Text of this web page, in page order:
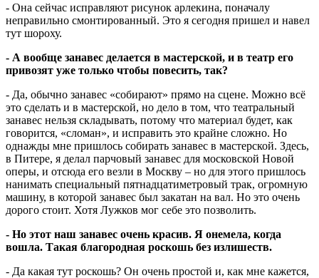
- Она сейчас исправляют рисунок арлекина, поначалу
неправильно смонтированный. Это я сегодня пришел и навел
тут шороху.
- А вообще занавес делается в мастерской, и в театр его
привозят уже только чтобы повесить, так?
- Да, обычно занавес «собирают» прямо на сцене. Можно всё
это сделать и в мастерской, но дело в том, что театральный
занавес нельзя складывать, потому что материал будет, как
говорится, «сломан», и исправить это крайне сложно. Но
однажды мне пришлось собирать занавес в мастерской. Здесь,
в Питере, я делал парчовый занавес для московской Новой
оперы, и отсюда его везли в Москву – но для этого пришлось
нанимать специальный пятнадцатиметровый трак, огромную
машину, в которой занавес был закатан на вал. Но это очень
дорого стоит. Хотя Лужков мог себе это позволить.
- Но этот наш занавес очень красив. Я онемела, когда
вошла. Такая благородная роскошь без излишеств.
- Да какая тут роскошь? Он очень простой и, как мне кажется,